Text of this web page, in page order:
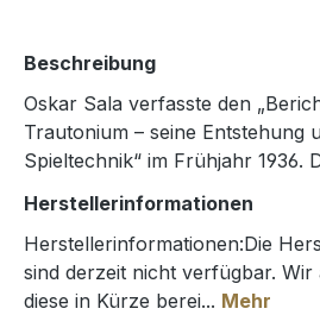
Beschreibung
Oskar Sala verfasste den
Trautonium – seine Entstehung
Spieltechnik“ im Frühjahr 1936.
Herstellerinformationen
Herstellerinformationen:Die
sind derzeit nicht verfügbar. Wir
diese in Kürze berei... Mehr